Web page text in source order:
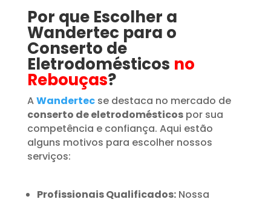
Por que Escolher a
Wandertec para o
Conserto de
Eletrodomésticos no
Rebouças?
AWandertecse destaca no mercado de
conserto de eletrodomésticospor sua
competência e confiança. Aqui estão
alguns motivos para escolher nossos
serviços:
Profissionais Qualificados:Nossa